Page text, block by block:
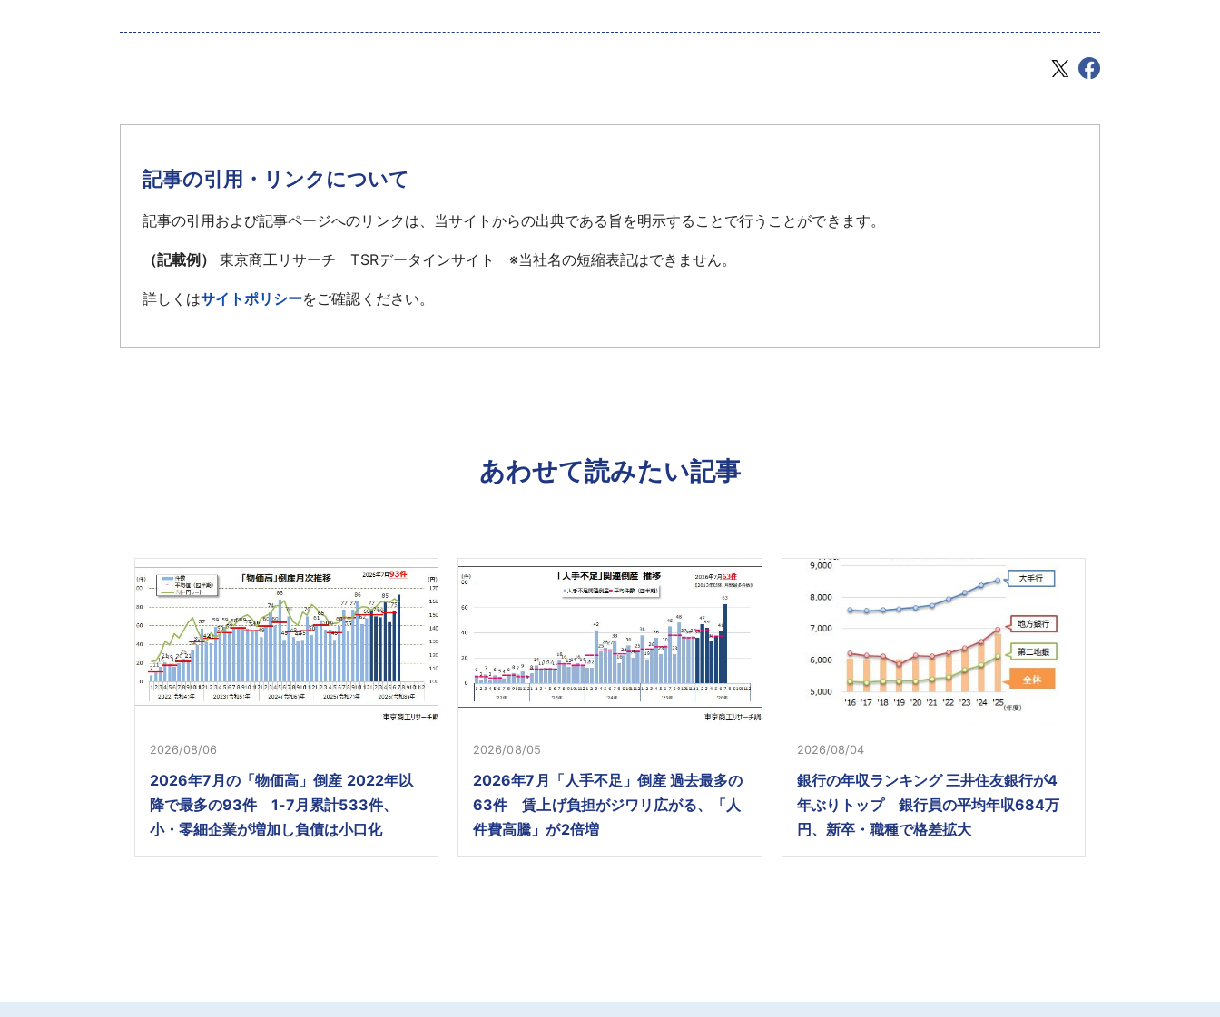
記事の引用・リンクについて
記事の引用および記事ページへのリンクは、当サイトからの出典である旨を明示することで行うことができます。
（記載例） 東京商工リサーチ TSRデータインサイト ※当社名の短縮表記はできません。
詳しくはサイトポリシーをご確認ください。
あわせて読みたい記事
2026/08/06
2026年7月の「物価高」倒産 2022年以
降で最多の93件 1-7月累計533件、
小・零細企業が増加し負債は小口化
2026/08/05
2026年7月「人手不足」倒産 過去最多の
63件 賃上げ負担がジワリ広がる、「人
件費高騰」が2倍増
2026/08/04
銀行の年収ランキング 三井住友銀行が4
年ぶりトップ 銀行員の平均年収684万
円、新卒・職種で格差拡大